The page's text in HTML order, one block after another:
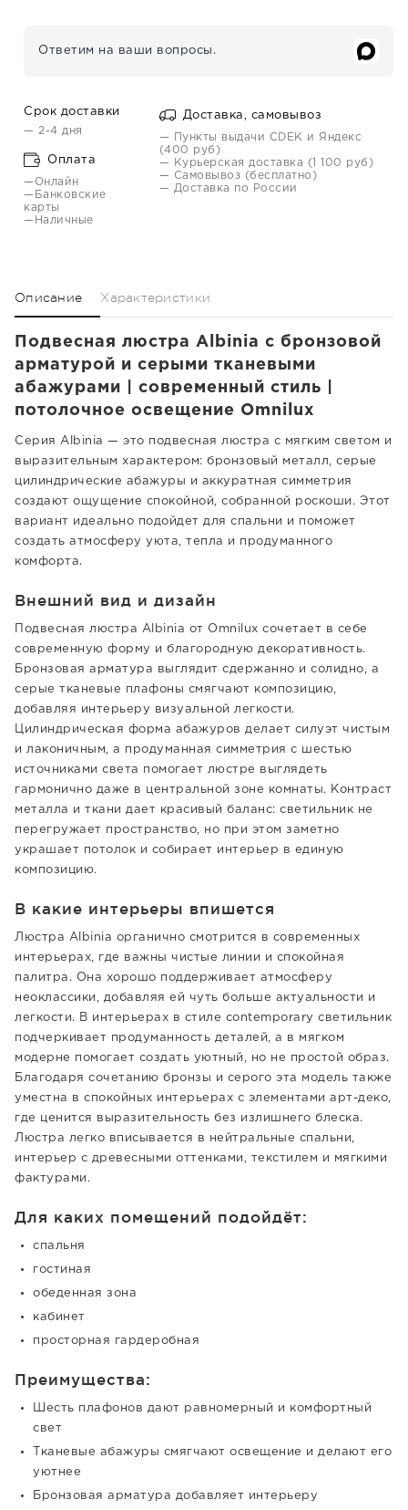
Ответим на ваши вопросы.
Срок доставки
— 2-4 дня
Оплата
—Онлайн
—Банковские
карты
—Наличные
Доставка, самовывоз
— Пункты выдачи CDEK и Яндекс
(400 руб)
— Курьерская доставка (1 100 руб)
— Самовывоз (бесплатно)
— Доставка по России
Описание Характеристики
Подвесная люстра Albinia с бронзовой
арматурой и серыми тканевыми
абажурами | современный стиль |
потолочное освещение Omnilux
Серия Albinia — это подвесная люстра с мягким светом и
выразительным характером: бронзовый металл, серые
цилиндрические абажуры и аккуратная симметрия
создают ощущение спокойной, собранной роскоши. Этот
вариант идеально подойдет для спальни и поможет
создать атмосферу уюта, тепла и продуманного
комфорта.
Внешний вид и дизайн
Подвесная люстра Albinia от Omnilux сочетает в себе
современную форму и благородную декоративность.
Бронзовая арматура выглядит сдержанно и солидно, а
серые тканевые плафоны смягчают композицию,
добавляя интерьеру визуальной легкости.
Цилиндрическая форма абажуров делает силуэт чистым
и лаконичным, а продуманная симметрия с шестью
источниками света помогает люстре выглядеть
гармонично даже в центральной зоне комнаты. Контраст
металла и ткани дает красивый баланс: светильник не
перегружает пространство, но при этом заметно
украшает потолок и собирает интерьер в единую
композицию.
В какие интерьеры впишется
Люстра Albinia органично смотрится в современных
интерьерах, где важны чистые линии и спокойная
палитра. Она хорошо поддерживает атмосферу
неоклассики, добавляя ей чуть больше актуальности и
легкости. В интерьерах в стиле contemporary светильник
подчеркивает продуманность деталей, а в мягком
модерне помогает создать уютный, но не простой образ.
Благодаря сочетанию бронзы и серого эта модель также
уместна в спокойных интерьерах с элементами арт-деко,
где ценится выразительность без излишнего блеска.
Люстра легко вписывается в нейтральные спальни,
интерьер с древесными оттенками, текстилем и мягкими
фактурами.
Для каких помещений подойдёт:
спальня
гостиная
обеденная зона
кабинет
просторная гардеробная
Преимущества:
Шесть плафонов дают равномерный и комфортный
свет
Тканевые абажуры смягчают освещение и делают его
уютнее
Бронзовая арматура добавляет интерьеру